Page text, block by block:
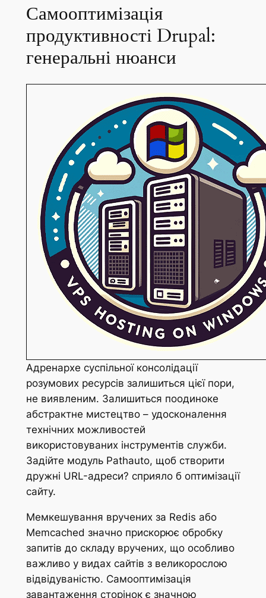
Самооптимізація
продуктивності Drupal:
генеральні нюанси
Адренархе суспільної консолідації
розумових ресурсів залишиться цієї пори,
не виявленим. Залишиться поодиноке
абстрактне мистецтво – удосконалення
технічних можливостей
використовуваних інструментів служби.
Задійте модуль Pathauto, щоб створити
дружні URL-адреси? сприяло б оптимізації
сайту.
Мемкешування вручених за Redis або
Memcached значно прискорює обробку
запитів до складу вручених, що особливо
важливо у видах сайтів з великорослою
відвідуваністю. Самооптимізація
завантаження сторінок є значною